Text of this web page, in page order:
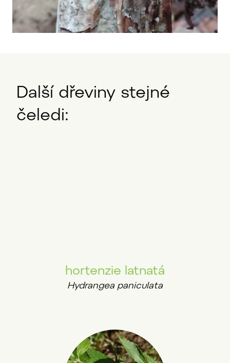
Další dřeviny stejné
čeledi:
hortenzie latnatá
Hydrangea paniculata